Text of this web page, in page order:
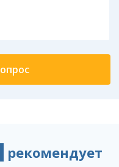
рекомендует